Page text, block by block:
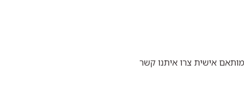
סט מותאם אישית צרו איתנו קשר